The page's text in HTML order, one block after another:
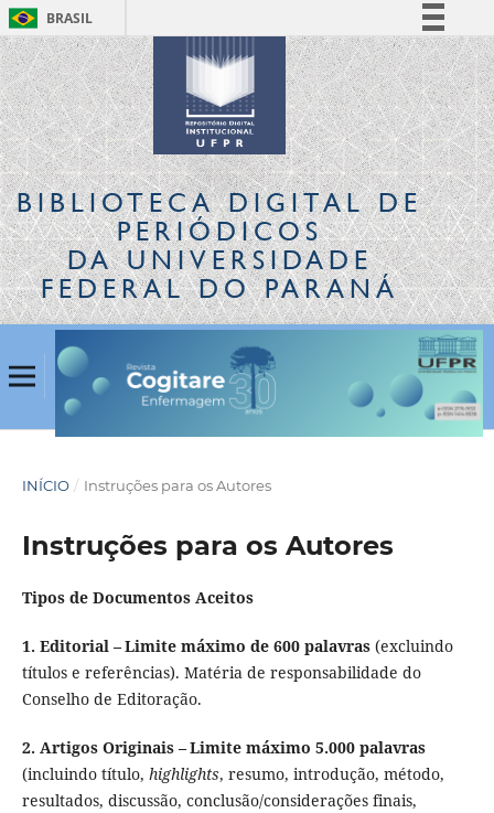
BRASIL
Simplifique!
Comunica BR
Participe
Acesso à informação
Legislação
Canais
BIBLIOTECA DIGITALDE
PERIÓDICOS
DA UNIVERSIDADE
FEDERAL DO PARANÁ
INÍCIO / Instruções para os Autores
Instruções para os Autores
Tipos de Documentos Aceitos
1. Editorial –Limite máximo de 600 palavras (excluindo
títulos e referências). Matéria de responsabilidade do
Conselho de Editoração.
2. Artigos Originais – Limite máximo 5.000 palavras
(incluindo título, highlights, resumo, introdução, método,
resultados, discussão, conclusão/considerações finais,